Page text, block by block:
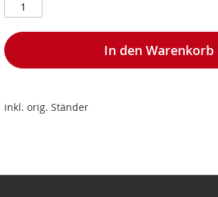
In den Warenkorb
inkl. orig. Ständer